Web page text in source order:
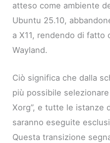
atteso come ambiente
Ubuntu 25.10,
a X11, rendendo di fatto
Wayland.
Ciò significa che dalla
più possibile
Xorg”, e tutte le istanze
saranno eseguite
Questa transizione